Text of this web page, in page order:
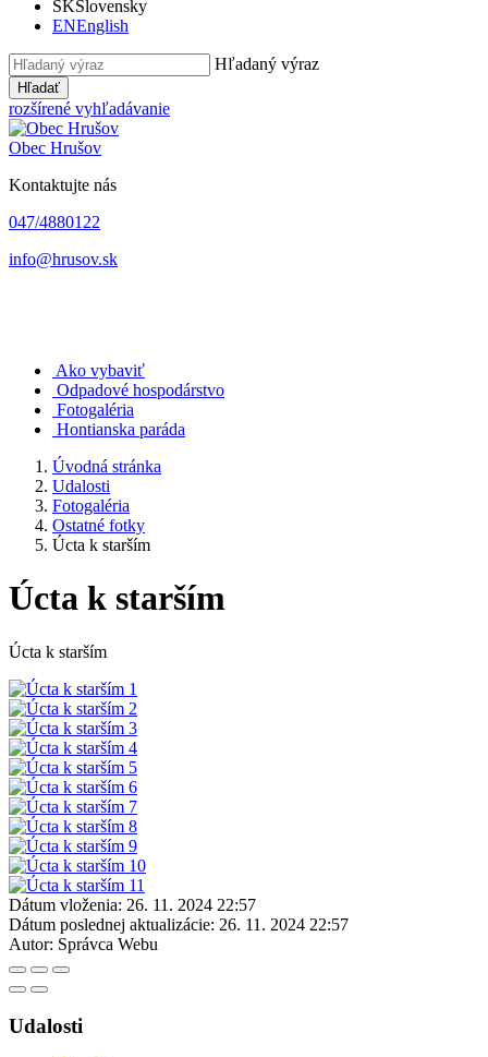
SKSlovensky
ENEnglish
Hľadaný výraz
Hľadať
rozšírené vyhľadávanie
Obec Hrušov
Kontaktujte nás
047/4880122
info@hrusov.sk
Ako vybaviť
Odpadové hospodárstvo
Fotogaléria
Hontianska paráda
Úvodná stránka
Udalosti
Fotogaléria
Ostatné fotky
Úcta k starším
Úcta k starším
Úcta k starším
Dátum vloženia: 26. 11. 2024 22:57
Dátum poslednej aktualizácie: 26. 11. 2024 22:57
Autor: Správca Webu
Udalosti